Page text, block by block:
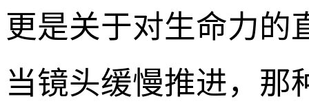
更是关于对生命力的
当镜头缓慢推进，那